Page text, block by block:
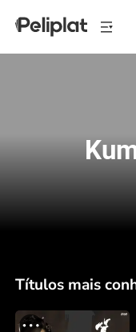
Títulos mais